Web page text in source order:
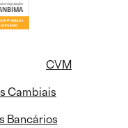
CVM
Cambiais
Bancários